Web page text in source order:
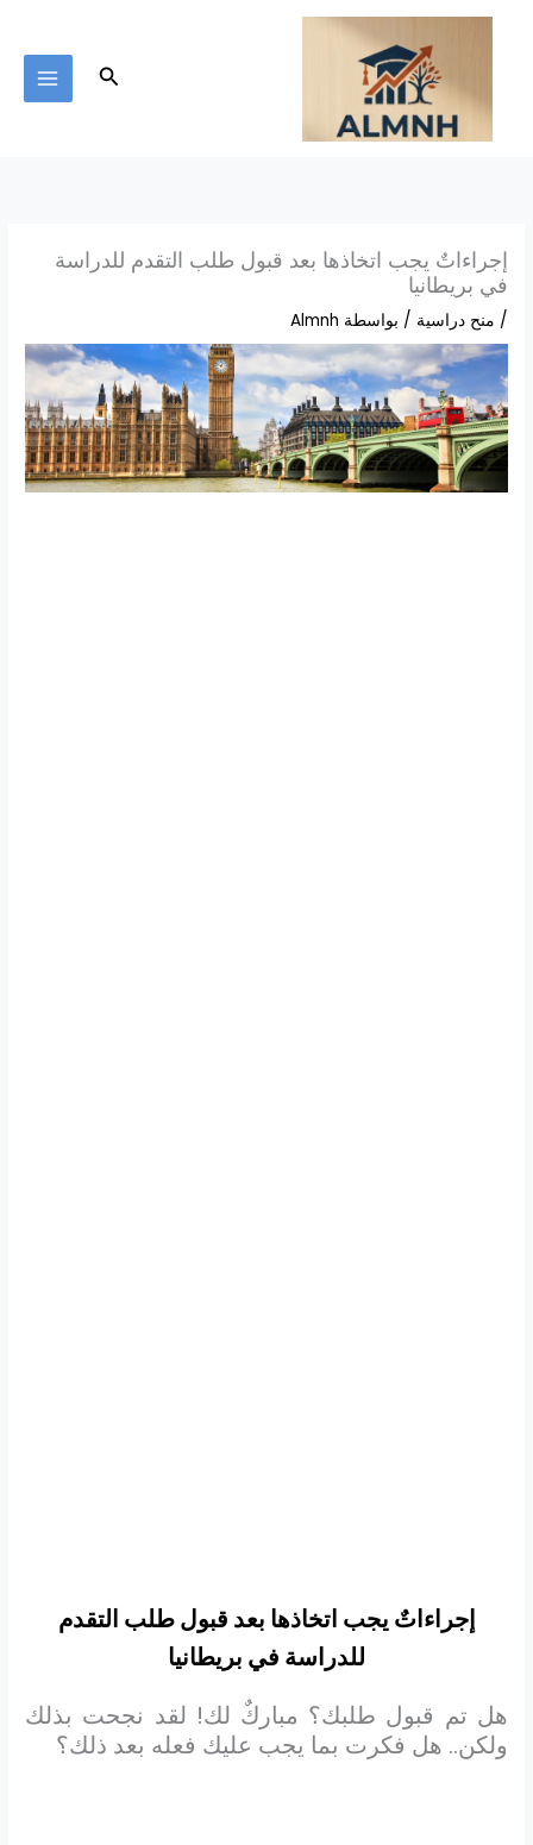
تخطي
البحث
إجراءاتٌ يجب اتخاذها بعد قبول طلب التقدم للدراسة
في بريطانيا
/ منح دراسية / بواسطة Almnh
إجراءاتٌ يجب اتخاذها بعد قبول طلب التقدم
للدراسة في بريطانيا
هل تم قبول طلبك؟ مباركٌ لك! لقد نجحت بذلك
ولكن.. هل فكرت بما يجب عليك فعله بعد ذلك؟